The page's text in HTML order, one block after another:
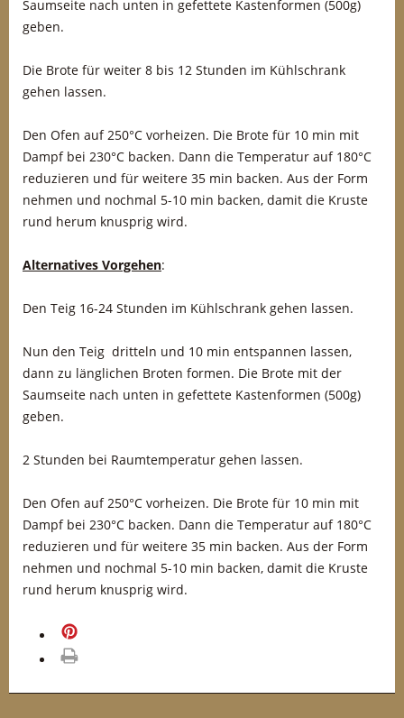
Saumseite nach unten in gefettete Kastenformen (500g)
geben.
Die Brote für weiter 8 bis 12 Stunden im Kühlschrank
gehen lassen.
Den Ofen auf 250°C vorheizen. Die Brote für 10 min mit
Dampf bei 230°C backen. Dann die Temperatur auf 180°C
reduzieren und für weitere 35 min backen. Aus der Form
nehmen und nochmal 5-10 min backen, damit die Kruste
rund herum knusprig wird.
Alternatives Vorgehen:
Den Teig 16-24 Stunden im Kühlschrank gehen lassen.
Nun den Teig dritteln und 10 min entspannen lassen,
dann zu länglichen Broten formen. Die Brote mit der
Saumseite nach unten in gefettete Kastenformen (500g)
geben.
2 Stunden bei Raumtemperatur gehen lassen.
Den Ofen auf 250°C vorheizen. Die Brote für 10 min mit
Dampf bei 230°C backen. Dann die Temperatur auf 180°C
reduzieren und für weitere 35 min backen. Aus der Form
nehmen und nochmal 5-10 min backen, damit die Kruste
rund herum knusprig wird.